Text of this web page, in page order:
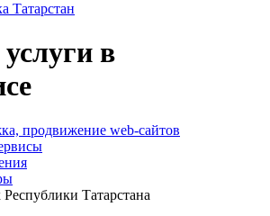
Татарстан
в
продвижение web-сайтов
Татарстана